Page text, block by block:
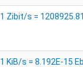
1 Zibit/s =
1 KiB/s = 8.192E-15